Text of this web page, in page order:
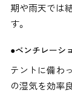
期や雨天では
す。
●ベンチレーシ
テントに備わ
の湿気を効率